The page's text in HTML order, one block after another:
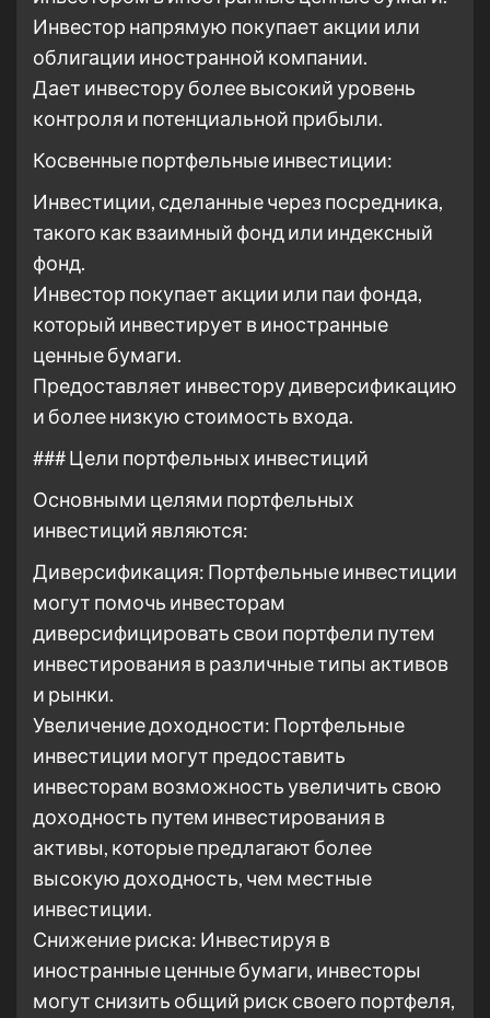
Инвестор напрямую покупает акции или
облигации иностранной компании.
Дает инвестору более высокий уровень
контроля и потенциальной прибыли.
Косвенные портфельные инвестиции:
Инвестиции, сделанные через посредника,
такого как взаимный фонд или индексный
фонд.
Инвестор покупает акции или паи фонда,
который инвестирует в иностранные
ценные бумаги.
Предоставляет инвестору диверсификацию
и более низкую стоимость входа.
### Цели портфельных инвестиций
Основными целями портфельных
инвестиций являются:
Диверсификация: Портфельные инвестиции
могут помочь инвесторам
диверсифицировать свои портфели путем
инвестирования в различные типы активов
и рынки.
Увеличение доходности: Портфельные
инвестиции могут предоставить
инвесторам возможность увеличить свою
доходность путем инвестирования в
активы, которые предлагают более
высокую доходность, чем местные
инвестиции.
Снижение риска: Инвестируя в
иностранные ценные бумаги, инвесторы
могут снизить общий риск своего портфеля,